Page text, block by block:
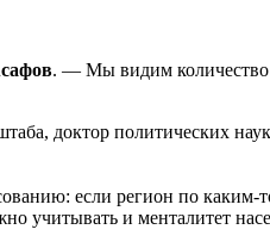
. — Мы видим количество
доктор политических
если регион по
учитывать и менталитет